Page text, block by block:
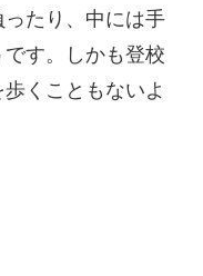
たり、中には手
す。しかも登校
くこともないよ